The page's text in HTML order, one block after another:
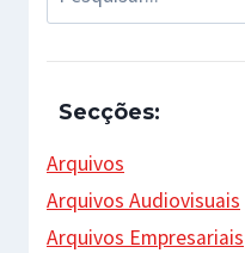
Secções:
Arquivos
Arquivos Audiovisuais
Arquivos Empresariais